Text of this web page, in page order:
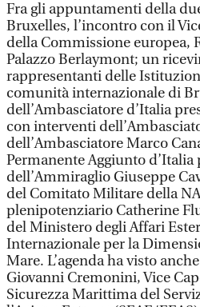
Fra gli appuntamenti della
Bruxelles, l’incontro con il
della Commissione europea,
Palazzo Berlaymont; un
rappresentanti delle
comunità internazionale di
dell’Ambasciatore d’Italia
con interventi
dell’Ambasciatore Marco
Permanente Aggiunto d’Italia
dell’Ammiraglio Giuseppe
del Comitato Militare della
plenipotenziario Catherine
del Ministero degli Affari
Internazionale per la
Mare. L’agenda ha visto
Giovanni Cremonini, Vice
Sicurezza Marittima del